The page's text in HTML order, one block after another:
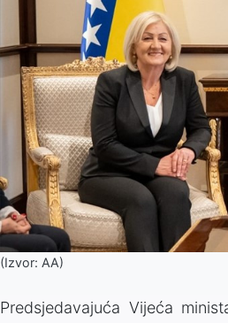
(Izvor: AA)
Predsjedavajuća Vijeća